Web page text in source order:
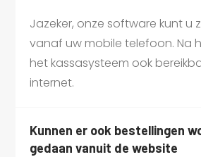
Jazeker, onze software kunt u
vanaf uw mobile telefoon. Na
het kassasysteem ook
internet.
Kunnen er ook bestellingen
gedaan vanuit de website